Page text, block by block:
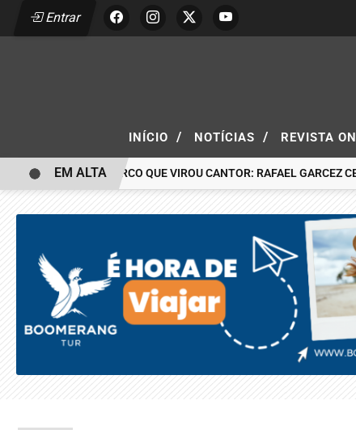
Entrar
INÍCIO / NOTÍCIAS / REVISTA
MENINO DO CIRCO QUE VIROU CANTOR: RAFAEL GARCEZ
EM ALTA